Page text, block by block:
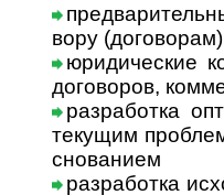
вору
юридические
дого­во­ров,
разработка
теку­щим
сно­ванием
разработка